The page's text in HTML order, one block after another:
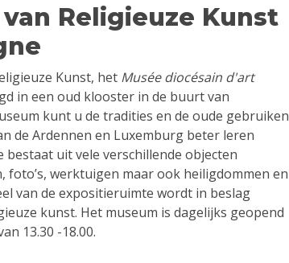
Religieuze Kunst
Kunst, het Musée diocésain d'art
in een oud klooster in de buurt van
kunt u de tradities en de oude gebruiken
de Ardennen en Luxemburg beter leren
bestaat uit vele verschillende objecten
foto’s, werktuigen maar ook heiligdommen en
van de expositieruimte wordt in beslag
kunst. Het museum is dagelijks geopend
13.30 -18.00.